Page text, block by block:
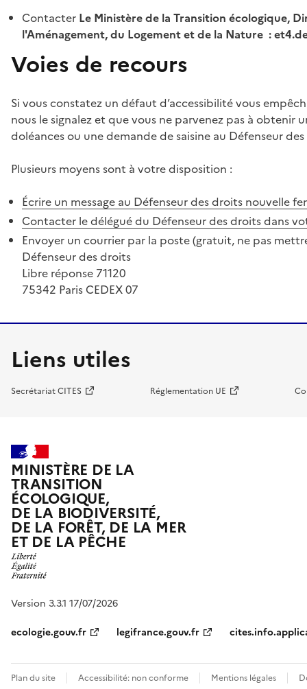
Contacter Le Ministère de la Transition écologique,
l'Aménagement, du Logement et de la Nature :
Voies de recours
Si vous constatez un défaut d’accessibilité vous
nous le signalez et que vous ne parvenez pas à
doléances ou une demande de saisine au Défenseur
Plusieurs moyens sont à votre disposition :
Écrire un message au Défenseur des droits nouvelle
Contacter le délégué du Défenseur des droits dans
Envoyer un courrier par la poste (gratuit, ne pas
Défenseur des droits
Libre réponse 71120
75342 Paris CEDEX 07
Liens utiles
Secrétariat CITES Réglementation UE
MINISTÈRE DE LA
TRANSITION
ÉCOLOGIQUE,
DE LA BIODIVERSITÉ,
DE LA FORÊT, DE LA MER
ET DE LA PÊCHE
Version 3.3.1 17/07/2026
ecologie.gouv.fr
legifrance.gouv.fr
Plan du site Accessibilité: non conforme Mentions légales